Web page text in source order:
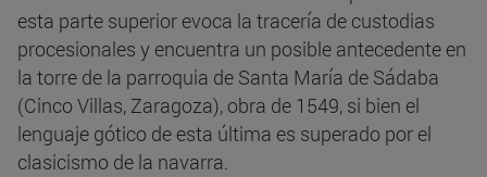
esta parte superior evoca la tracería de custodias
procesionales y encuentra un posible antecedente en
la torre de la parroquia de Santa María de Sádaba
(Cinco Villas, Zaragoza), obra de 1549, si bien el
lenguaje gótico de esta última es superado por el
clasicismo de la navarra.